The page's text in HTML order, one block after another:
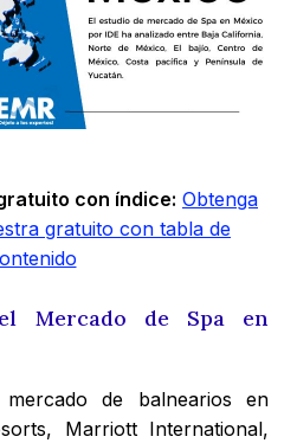
con índice: Obtenga
gratuito con tabla de
Mercado de Spa en
de balnearios en
Marriott International,